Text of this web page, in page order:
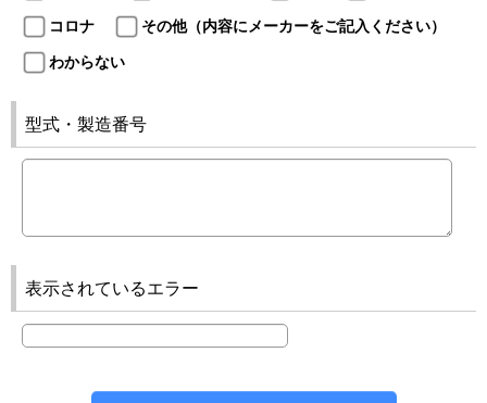
コロナ
その他（内容にメーカーをご記入ください）
わからない
型式・製造番号
表示されているエラー